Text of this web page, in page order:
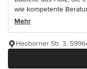
wie kompetente
Mehr
Hesborner Str. 3,